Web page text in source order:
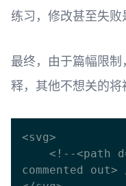
练习，修改甚至失败
最终，由于篇幅限
释，其他不想关的将
<svg>
commented